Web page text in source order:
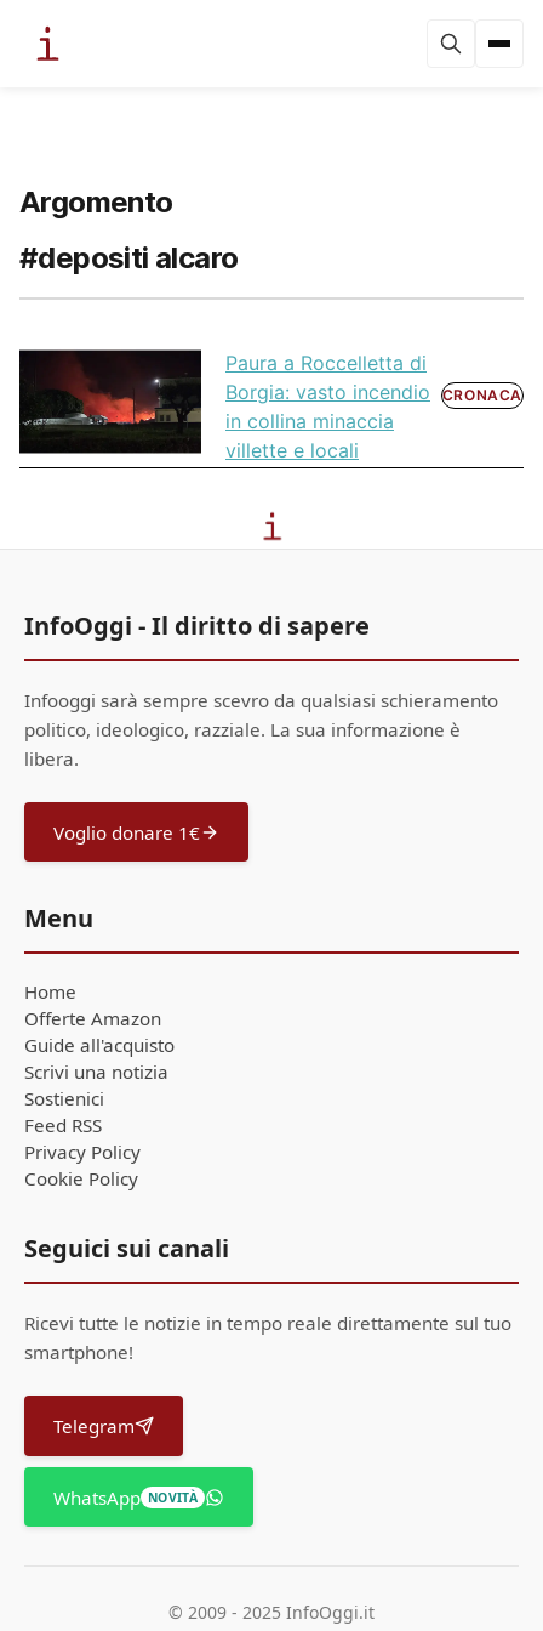
Argomento
#depositi alcaro
Paura a Roccelletta di
Borgia: vasto incendio
in collina minaccia
villette e locali
CRONACA
InfoOggi - Il diritto di sapere
Infooggi sarà sempre scevro da qualsiasi schieramento
politico, ideologico, razziale. La sua informazione è
libera.
Voglio donare 1€
Menu
Home
Offerte Amazon
Guide all'acquisto
Scrivi una notizia
Sostienici
Feed RSS
Privacy Policy
Cookie Policy
Seguici sui canali
Ricevi tutte le notizie in tempo reale direttamente sul tuo
smartphone!
Telegram
WhatsApp NOVITÀ
© 2009 - 2025 InfoOggi.it